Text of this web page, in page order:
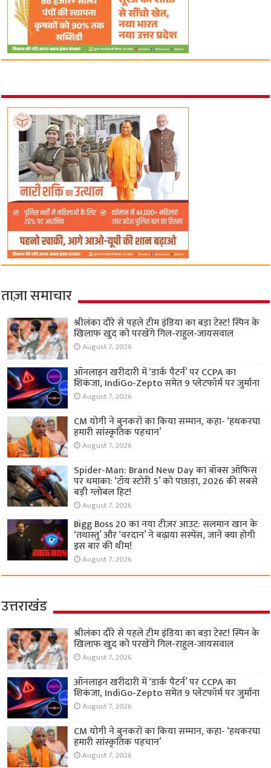
ताज़ा समाचार
श्रीलंका दौरे से पहले टीम इंडिया का बड़ा टेस्ट! स्पिन के
खिलाफ खुद को परखेंगे गिल-राहुल-जायसवाल
August 7, 2026
ऑनलाइन खरीदारी में ‘डार्क पैटर्न’ पर CCPA का
शिकंजा, IndiGo-Zepto समेत 9 प्लेटफॉर्म पर जुर्माना
August 7, 2026
CM योगी ने बुनकरों का किया सम्मान, कहा- ‘हथकरघा
हमारी सांस्कृतिक पहचान’
August 7, 2026
Spider-Man: Brand New Day का बॉक्स ऑफिस
पर धमाका: ‘टॉय स्टोरी 5’ को पछाड़ा, 2026 की सबसे
बड़ी ग्लोबल हिट!
August 7, 2026
Bigg Boss 20 का नया टीज़र आउट: सलमान खान के
‘तथास्तु’ और ‘वरदान’ ने बढ़ाया सस्पेंस, जानें क्या होगी
इस बार की थीम!
August 7, 2026
उत्तराखंड
श्रीलंका दौरे से पहले टीम इंडिया का बड़ा टेस्ट! स्पिन के
खिलाफ खुद को परखेंगे गिल-राहुल-जायसवाल
August 7, 2026
ऑनलाइन खरीदारी में ‘डार्क पैटर्न’ पर CCPA का
शिकंजा, IndiGo-Zepto समेत 9 प्लेटफॉर्म पर जुर्माना
August 7, 2026
CM योगी ने बुनकरों का किया सम्मान, कहा- ‘हथकरघा
हमारी सांस्कृतिक पहचान’
August 7, 2026